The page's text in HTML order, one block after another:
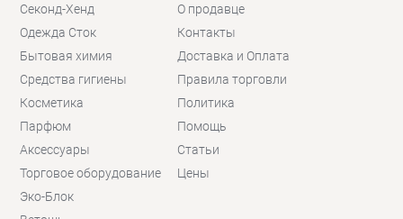
Секонд-Хенд
Одежда Сток
Бытовая химия
Средства гигиены
Косметика
Парфюм
Аксессуары
Торговое оборудование
Эко-Блок
О продавце
Контакты
Доставка и Оплата
Правила торговли
Политика
Помощь
Статьи
Цены